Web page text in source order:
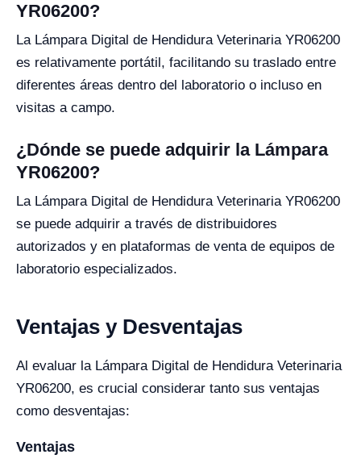
YR06200?
La Lámpara Digital de Hendidura Veterinaria YR06200
es relativamente portátil, facilitando su traslado entre
diferentes áreas dentro del laboratorio o incluso en
visitas a campo.
¿Dónde se puede adquirir la Lámpara
YR06200?
La Lámpara Digital de Hendidura Veterinaria YR06200
se puede adquirir a través de distribuidores
autorizados y en plataformas de venta de equipos de
laboratorio especializados.
Ventajas y Desventajas
Al evaluar la Lámpara Digital de Hendidura Veterinaria
YR06200, es crucial considerar tanto sus ventajas
como desventajas:
Ventajas